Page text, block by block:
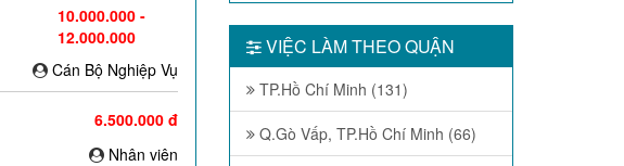
10.000.000 -
12.000.000
Cán Bộ Nghiệp Vụ
6.500.000 đ
Nhân viên
VIỆC LÀM THEO QUẬN
TP.Hồ Chí Minh (131)
Q.Gò Vấp, TP.Hồ Chí Minh (66)